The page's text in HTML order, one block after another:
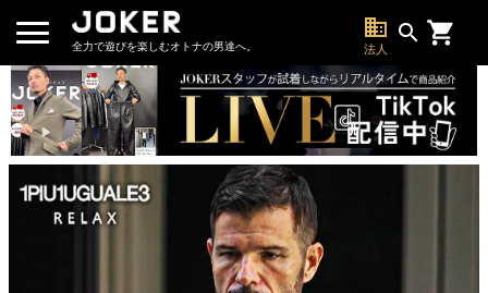
全力で遊びを楽しむオトナの男達へ。
business
法人
search